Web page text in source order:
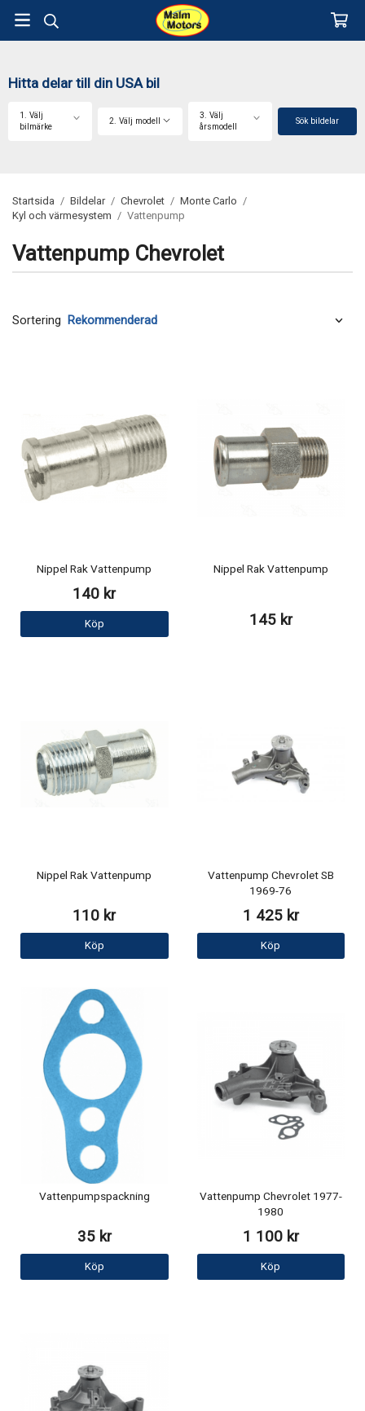
Hitta delar till din USA bil
1. Välj
bilmärke
2. Välj modell
3. Välj
årsmodell
Sök bildelar
Startsida / Bildelar / Chevrolet / Monte Carlo /
Kyl och värmesystem / Vattenpump
Vattenpump Chevrolet
Sortering
Nippel Rak Vattenpump
140 kr
Köp
Nippel Rak Vattenpump
145 kr
Nippel Rak Vattenpump
110 kr
Köp
Vattenpump Chevrolet SB
1969-76
1 425 kr
Köp
Vattenpumpspackning
35 kr
Köp
Vattenpump Chevrolet 1977-
1980
1 100 kr
Köp